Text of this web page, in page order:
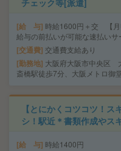
チェック等[派遣]
給 与 時給1600円＋交 【
給与の前払いが可能な速払いサ
交通費 交通費支給あり
勤務地 大阪府大阪市中央区
斎橋駅徒歩7分、大阪メトロ御
【とにかくコツコツ！
シ！駅近＊書類作成やス
給 与 時給1400円